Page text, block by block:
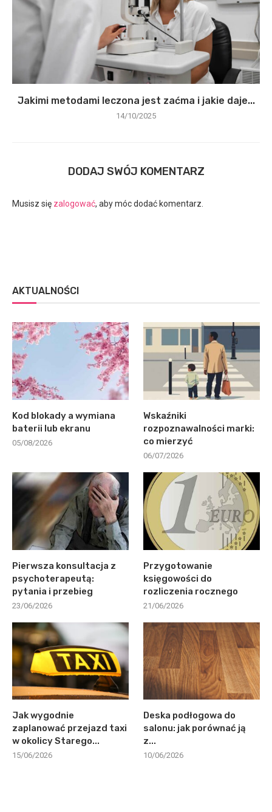
Jakimi metodami leczona jest zaćma i jakie daje...
14/10/2025
DODAJ SWÓJ KOMENTARZ
Musisz się zalogować, aby móc dodać komentarz.
AKTUALNOŚCI
Kod blokady a wymiana
baterii lub ekranu
05/08/2026
Wskaźniki
rozpoznawalności marki:
co mierzyć
06/07/2026
Pierwsza konsultacja z
psychoterapeutą:
pytania i przebieg
23/06/2026
Przygotowanie
księgowości do
rozliczenia rocznego
21/06/2026
Jak wygodnie
zaplanować przejazd taxi
w okolicy Starego...
15/06/2026
Deska podłogowa do
salonu: jak porównać ją
z...
10/06/2026